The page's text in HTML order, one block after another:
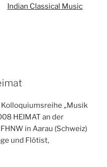
Indian Classical Music
„Musik
HEIMAT an der
in Aarau (Schweiz)
und Flötist,